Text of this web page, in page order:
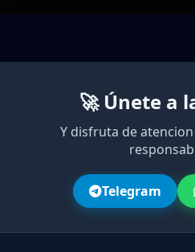
🚀 Únete a
Y disfruta de
Telegram